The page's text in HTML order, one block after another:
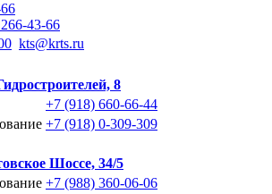
43-66
kts@krts.ru
8
+7 (918) 660-66-44
+7 (918) 0-309-309
Шоссе, 34/5
+7 (988) 360-06-06